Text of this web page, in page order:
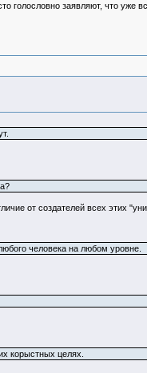
голословно заявляют, что уже
от создателей всех этих
человека на любом уровне.
корыстных целях.